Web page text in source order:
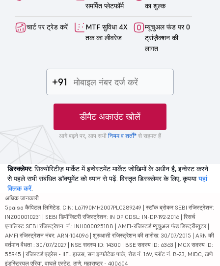
समर्पित प्लेटफॉर्म
का शुल्क
चार्ट पर ट्रेड करें
MTF सुविधा 4X
तक का लीवरेज
म्यूचुअल फंड पर 0
ट्रांज़ैक्शन की
लागत
+91
डीमैट अकाउंट खोलें
आगे बढ़ने पर, आप सभी नियम व शर्तों* से सहमत हैं
डिस्क्लेमर: सिक्योरिटीज़ मार्केट में इन्वेस्टमेंट मार्केट जोखिमों के अधीन है, इन्वेस्ट करने
से पहले सभी संबंधित डॉक्यूमेंट को ध्यान से पढ़ें. विस्तृत डिस्क्लेमर के लिए, कृपयायहां
क्लिक करें.
अधिक जानकारी
5paisa कैपिटल लिमिटेड. CIN: L67190MH2007PLC289249 | स्टॉक ब्रोकर SEBI रजिस्ट्रेशन:
INZ000010231 | SEBI डिपॉजिटरी रजिस्ट्रेशन: IN DP CDSL: IN-DP-192-2016 | रिसर्च
एनालिस्ट SEBI रजिस्ट्रेशन. नं.: INH000025188 | AMFI-रजिस्टर्ड म्यूचुअल फंड डिस्ट्रीब्यूटर |
AMFI रजिस्ट्रेशन नंबर: ARN-104096 | शुरुआती रजिस्ट्रेशन की तारीख: 30/07/2015 | ARN की
वर्तमान वैधता : 30/07/2027 | NSE सदस्य ID: 14300 | BSE सदस्य ID: 6363 | MCX सदस्य ID:
55945 | रजिस्टर्ड एड्रेस - IIFL हाउस, सन इन्फोटेक पार्क, रोड नं. 16V, प्लॉट नं. B-23, MIDC, ठाणे
इंडस्ट्रियल एरिया, वाघले एस्टेट, ठाणे, महाराष्ट्र - 400604